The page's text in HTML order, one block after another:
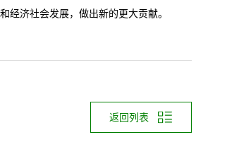
经济社会发展，做出新的更大贡献。
返回列表